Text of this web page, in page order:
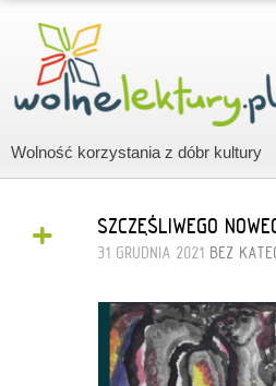
Wolność korzystania z dóbr kultury
+ SZCZĘŚLIWEGO
31 GRUDNIA 2021 BEZ